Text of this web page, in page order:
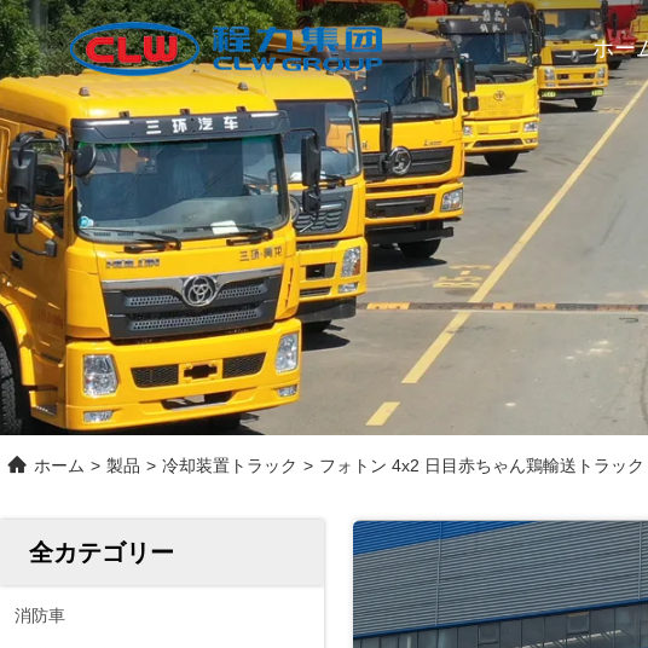
ホー
ホーム > 製品 > 冷却装置トラック > フォトン 4x2 日目赤ちゃん鶏輸送トラッ
全カテゴリー
消防車